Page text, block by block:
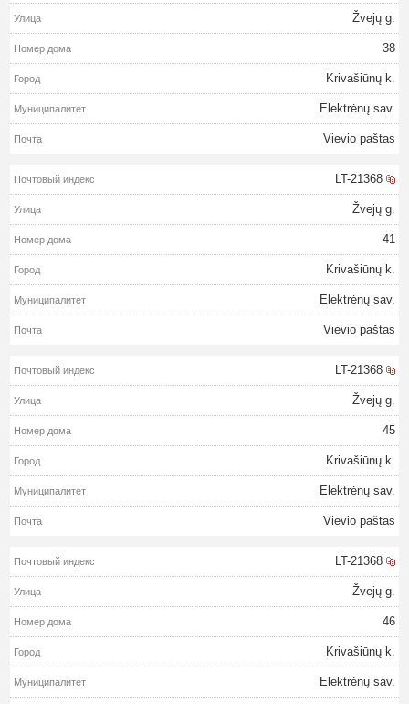
Žvejų g.
38
Krivašiūnų k.
Elektrėnų sav.
Vievio paštas
LT-21368
Žvejų g.
41
Krivašiūnų k.
Elektrėnų sav.
Vievio paštas
LT-21368
Žvejų g.
45
Krivašiūnų k.
Elektrėnų sav.
Vievio paštas
LT-21368
Žvejų g.
46
Krivašiūnų k.
Elektrėnų sav.